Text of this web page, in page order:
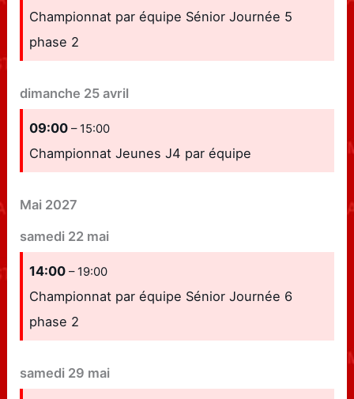
Championnat par équipe Sénior Journée 5
phase 2
dimanche 25 avril
09:00– 15:00
Championnat Jeunes J4 par équipe
Mai 2027
samedi 22 mai
14:00– 19:00
Championnat par équipe Sénior Journée 6
phase 2
samedi 29 mai